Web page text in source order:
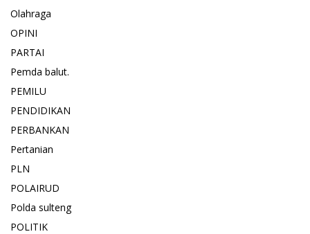
Olahraga
OPINI
PARTAI
Pemda balut.
PEMILU
PENDIDIKAN
PERBANKAN
Pertanian
PLN
POLAIRUD
Polda sulteng
POLITIK